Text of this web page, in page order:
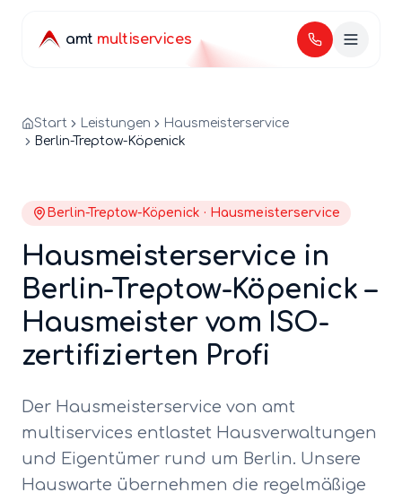
amt multiservices
Start Leistungen
Hausmeisterservice
Berlin-Treptow-Köpenick
Berlin-Treptow-Köpenick · Hausmeisterservice
Hausmeisterservice in
Berlin-Treptow-Köpenick –
Hausmeistervom ISO-
zertifizierten Profi
Der Hausmeisterservice von amt
multiservices entlastet Hausverwaltungen
und Eigentümer rund um Berlin. Unsere
Hauswarte übernehmen die regelmäßige